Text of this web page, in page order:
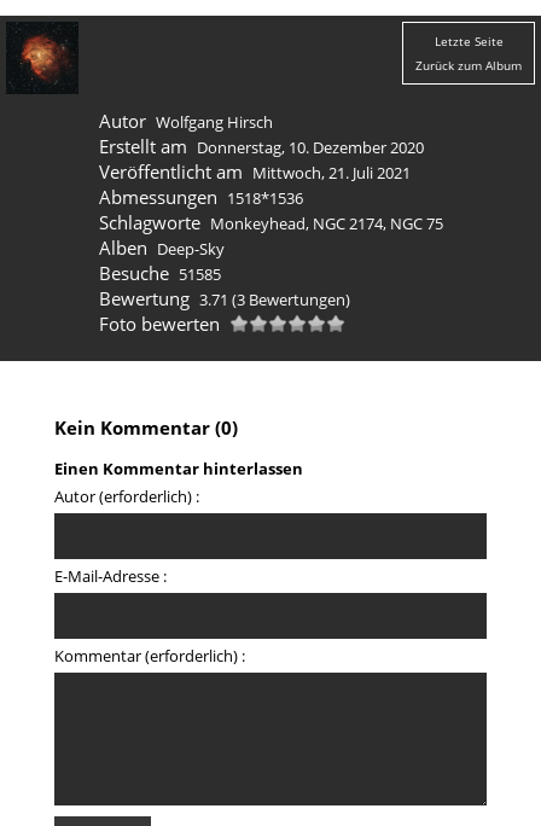
Letzte Seite
Zurück zum Album
Autor Wolfgang Hirsch
Erstellt am Donnerstag, 10. Dezember 2020
Veröffentlicht am Mittwoch, 21. Juli 2021
Abmessungen 1518*1536
Schlagworte Monkeyhead, NGC 2174, NGC 75
Alben Deep-Sky
Besuche 51585
Bewertung 3.71 (3 Bewertungen)
Foto bewerten
Kein Kommentar (0)
Einen Kommentar hinterlassen
Autor (erforderlich) :
E-Mail-Adresse :
Kommentar (erforderlich) :